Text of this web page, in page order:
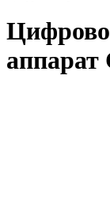
аппарат